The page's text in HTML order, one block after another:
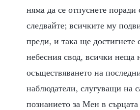
няма да се отпуснете
следвайте; всичките му
преди, и така ще
небесния свод, всички неща
осъществяването на
наблюдатели, слугуващи на
познанието за Мен в